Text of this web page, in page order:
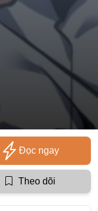
Đọc ngay
Theo dõi